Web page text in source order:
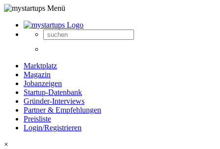
Marktplatz
Magazin
Jobanzeigen
Startup-Datenbank
Gründer-Interviews
Partner & Empfehlungen
Preisliste
Login/Registrieren
×